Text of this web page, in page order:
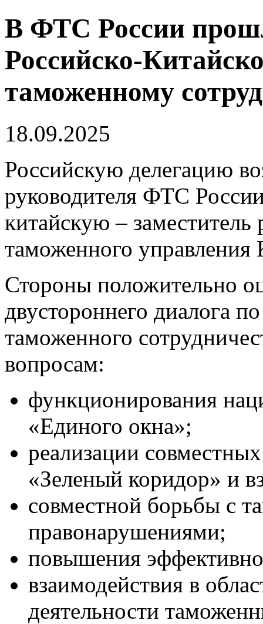
В ФТС России
Российско-
таможенному
18.09.2025
Российскую делегацию
руководителя ФТС
китайскую – заместитель
таможенного
Стороны положительно
двустороннего диалога
таможенного
вопросам:
функционирования
«Единого окна»;
реализации
«Зеленый коридор» и
совместной борьбы с
правонарушениями;
повышения
взаимодействия в
деятельности